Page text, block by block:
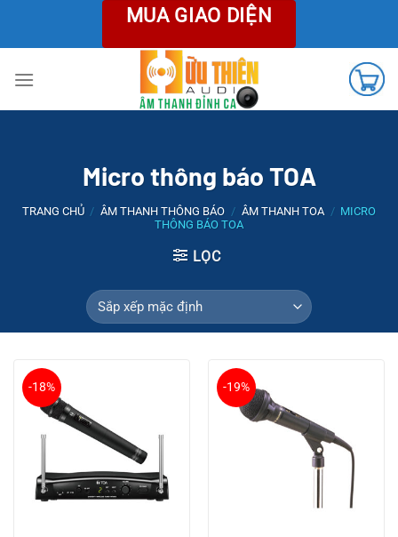
dung
MUA GIAO DIỆN
Micro thông báo TOA
TRANG CHỦ / ÂM THANH THÔNG BÁO / ÂM THANH TOA / MICRO
THÔNG BÁO TOA
LỌC
-18% -19%